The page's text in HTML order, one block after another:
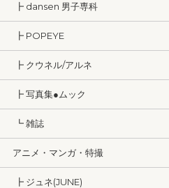
┣ dansen 男子専科
┣ POPEYE
┣ クウネル/アルネ
┣ 写真集●ムック
┗ 雑誌
アニメ・マンガ・特撮
┣ ジュネ(JUNE)